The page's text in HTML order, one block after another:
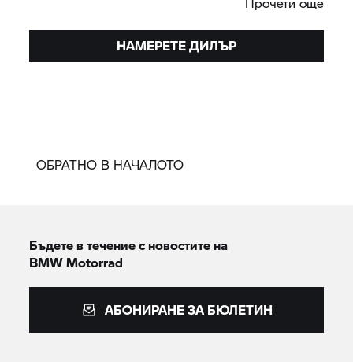
Валидност във всички европейски страни.
НАМЕРЕТЕ ДИЛЪР
ОБРАТНО В НАЧАЛОТО
Бъдете в течение с новостите на
BMW Motorrad
АБОНИРАНЕ ЗА БЮЛЕТИН